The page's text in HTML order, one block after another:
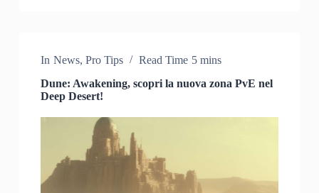
In News, Pro Tips Read Time 5 mins
Dune: Awakening, scopri la nuova zona PvE nel
Deep Desert!